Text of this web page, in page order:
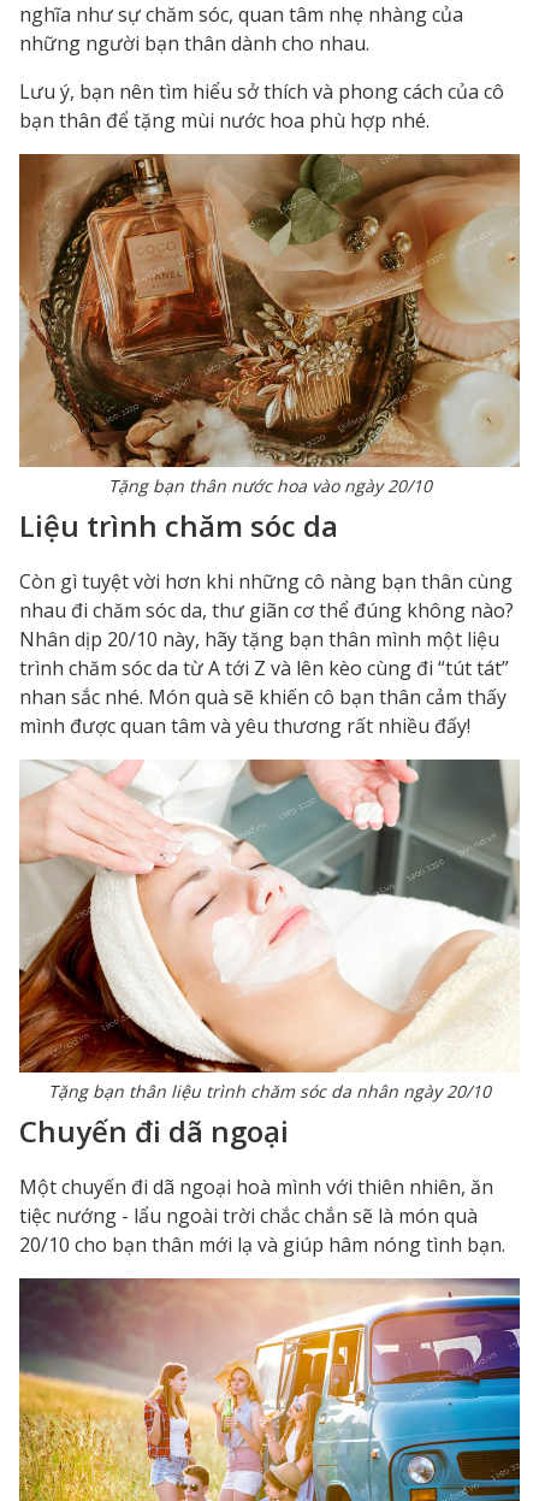
nghĩa như sự chăm sóc, quan tâm nhẹ nhàng của
những người bạn thân dành cho nhau.
Lưu ý, bạn nên tìm hiểu sở thích và phong cách của cô
bạn thân để tặng mùi nước hoa phù hợp nhé.
Tặng bạn thân nước hoa vào ngày 20/10
Liệu trình chăm sóc da
Còn gì tuyệt vời hơn khi những cô nàng bạn thân cùng
nhau đi chăm sóc da, thư giãn cơ thể đúng không nào?
Nhân dịp 20/10 này, hãy tặng bạn thân mình một liệu
trình chăm sóc da từ A tới Z và lên kèo cùng đi “tút tát”
nhan sắc nhé. Món quà sẽ khiến cô bạn thân cảm thấy
mình được quan tâm và yêu thương rất nhiều đấy!
Tặng bạn thân liệu trình chăm sóc da nhân ngày 20/10
Chuyến đi dã ngoại
Một chuyến đi dã ngoại hoà mình với thiên nhiên, ăn
tiệc nướng - lẩu ngoài trời chắc chắn sẽ là món quà
20/10 cho bạn thân mới lạ và giúp hâm nóng tình bạn.